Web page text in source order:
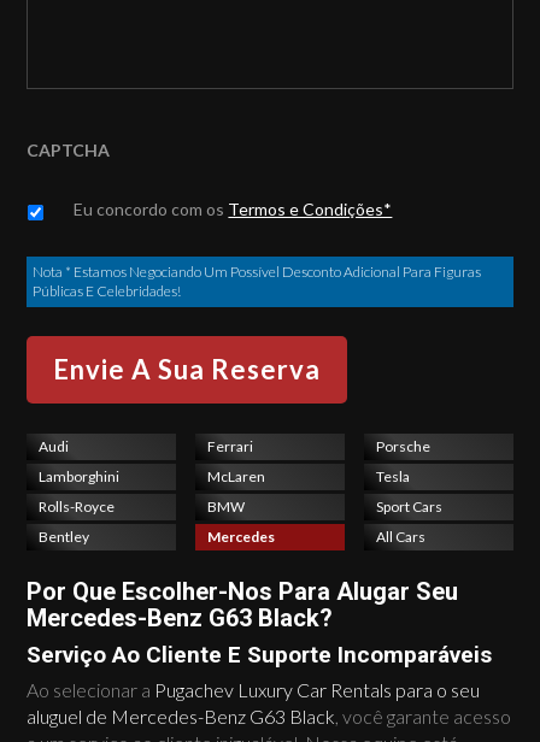
CAPTCHA
Untitled *
Eu concordo com os Termos e Condições*
Nota * Estamos Negociando Um Possível Desconto Adicional Para Figuras
Públicas E Celebridades!
Audi
Lamborghini
Rolls-Royce
Bentley
Ferrari
McLaren
BMW
Mercedes
Porsche
Tesla
Sport Cars
All Cars
Por Que Escolher-Nos Para Alugar Seu
Mercedes-Benz G63 Black?
Serviço Ao Cliente E Suporte Incomparáveis
Ao selecionar a Pugachev Luxury Car Rentals para o seu
aluguel de Mercedes-Benz G63 Black , você garante acesso